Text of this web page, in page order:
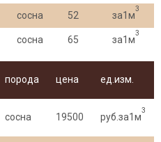
сосна 52 за1м
3
сосна 65 за1м
3
порода цена ед.изм.
сосна 19500 руб.за1м
3